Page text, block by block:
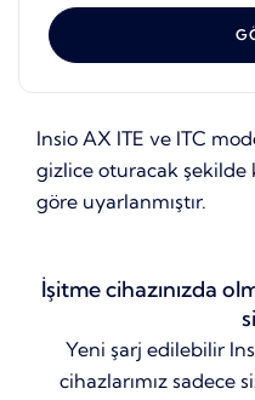
Insio AX ITE ve ITC
gizlice oturacak şekilde
göre uyarlanmıştır.
İşitme cihazınızda
Yeni şarj edilebilir
cihazlarımız sadece